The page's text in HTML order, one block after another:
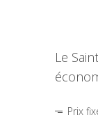
Le
Prix